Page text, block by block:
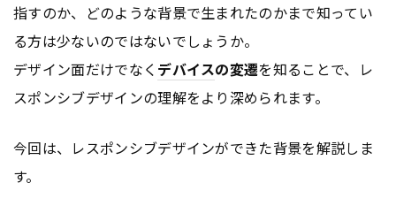
指すのか、どのような背景で生まれたのかまで知ってい
る方は少ないのではないでしょうか。
デザイン面だけでなく デバイスの変遷を知ることで、レ
スポンシブデザインの理解をより深められます。
今回は、レスポンシブデザインができた背景を解説しま
す。